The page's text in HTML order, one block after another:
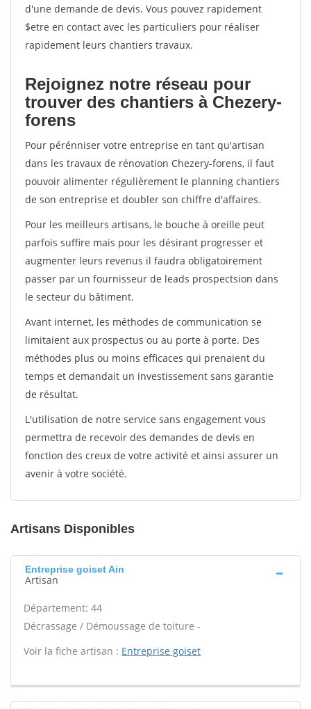
d'une demande de devis. Vous pouvez rapidement
$etre en contact avec les particuliers pour réaliser
rapidement leurs chantiers travaux.
Rejoignez notre réseau pour
trouver des chantiers à Chezery-
forens
Pour pérénniser votre entreprise en tant qu'artisan
dans les travaux de rénovation Chezery-forens, il faut
pouvoir alimenter régulièrement le planning chantiers
de son entreprise et doubler son chiffre d'affaires.
Pour les meilleurs artisans, le bouche à oreille peut
parfois suffire mais pour les désirant progresser et
augmenter leurs revenus il faudra obligatoirement
passer par un fournisseur de leads prospectsion dans
le secteur du bâtiment.
Avant internet, les méthodes de communication se
limitaient aux prospectus ou au porte à porte. Des
méthodes plus ou moins efficaces qui prenaient du
temps et demandait un investissement sans garantie
de résultat.
L'utilisation de notre service sans engagement vous
permettra de recevoir des demandes de devis en
fonction des creux de votre activité et ainsi assurer un
avenir à votre société.
Artisans Disponibles
Entreprise goiset Ain
Artisan
Département: 44
Décrassage / Démoussage de toiture -
Voir la fiche artisan : Entreprise goiset